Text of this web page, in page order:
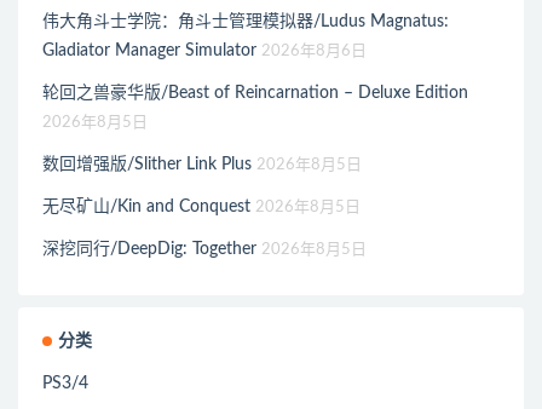
伟大角斗士学院：角斗士管理模拟器/Ludus Magnatus:
Gladiator Manager Simulator 2026年8月6日
轮回之兽豪华版/Beast of Reincarnation – Deluxe Edition
2026年8月5日
数回增强版/Slither Link Plus 2026年8月5日
无尽矿山/Kin and Conquest 2026年8月5日
深挖同行/DeepDig: Together 2026年8月5日
分类
PS3/4